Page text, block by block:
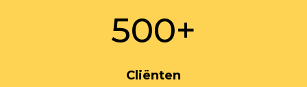
500+
Cliënten